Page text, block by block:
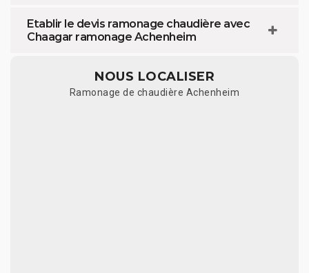
Etablir le devis ramonage chaudière avec
Chaagar ramonage Achenheim
NOUS LOCALISER
Ramonage de chaudière Achenheim